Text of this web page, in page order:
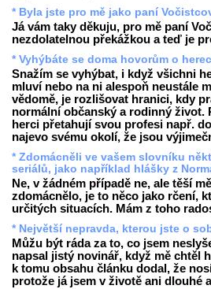
* Byla jste pro mě jako paní
Já vám taky děkuju, pro mě paní
nezdolatelnou překážkou a teď je
* Vyhýbáte se doma hovorům o
Snažím se vyhýbat, i když všichni
mluví nebo na ni alespoň neustále
vědomě, je rozlišovat hranici, kdy
normální občanský a rodinný život.
herci přetahují svou profesi např.
najevo svému okolí, že jsou
* Zdomácněli ve vašem slovníku
seriálů, jako například hlášky z
Ne, v žádném případě ne, ale těší
zdomácnělo, je to něco jako rčení,
určitých situacích. Mám z toho
* Největší nepravda, kterou jste o
Můžu být ráda za to, co jsem
napsal jistý novinář, když mě chtěl
k tomu obsahu článku dodal, že
protože já jsem v životě ani dlouhé